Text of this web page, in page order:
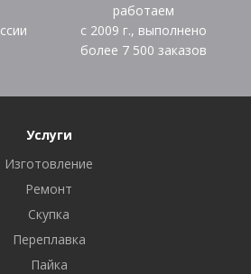
работаем
с 2009 г., выполнено
более 7 500 заказов
Услуги
Изготовление
Ремонт
Скупка
Переплавка
Пайка